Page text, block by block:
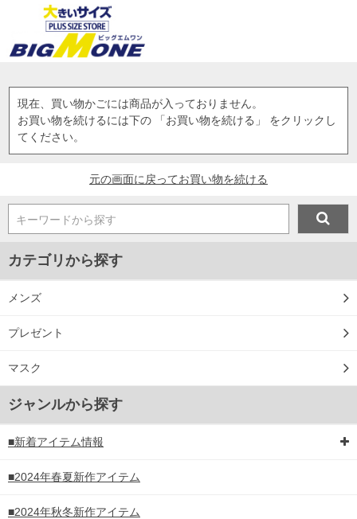
現在、買い物かごには商品が入っておりません。
お買い物を続けるには下の 「お買い物を続ける」 をクリックし
てください。
元の画面に戻ってお買い物を続ける
キーワードから探す
カテゴリから探す
メンズ
プレゼント
マスク
ジャンルから探す
■新着アイテム情報
■2024年春夏新作アイテム
■2024年秋冬新作アイテム